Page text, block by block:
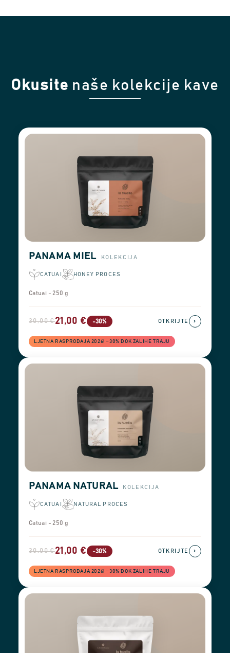
Okusite naše kolekcije kave
PANAMA MIEL KOLEKCIJA
CATUAI HONEY PROCES
Catuai - 250 g
30,00 €21,00 € -30%
LJETNA RASPRODAJA 2026! −30% DOK ZALIHE TRAJU
OTKRIJTE ›
PANAMA NATURAL KOLEKCIJA
CATUAI NATURAL PROCES
Catuai - 250 g
30,00 €21,00 € -30%
LJETNA RASPRODAJA 2026! −30% DOK ZALIHE TRAJU
OTKRIJTE ›